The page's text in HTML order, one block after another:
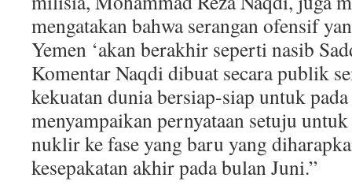
mengatakan bahwa serangan ofensif
Yemen ‘akan berakhir seperti nasib
Komentar Naqdi dibuat secara publik
kekuatan dunia bersiap-siap untuk
menyampaikan pernyataan setuju
nuklir ke fase yang baru yang
kesepakatan akhir pada bulan Juni.”